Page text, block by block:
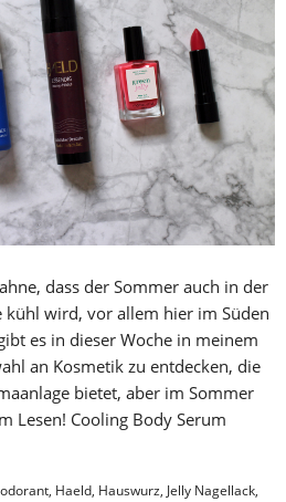
dass der Sommer auch in der
kühl wird, vor allem hier im Süden
es in dieser Woche in meinem
an Kosmetik zu entdecken, die
bietet, aber im Sommer
Lesen! Cooling Body Serum
, Haeld, Hauswurz, Jelly Nagellack,